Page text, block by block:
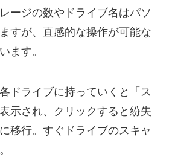
ージの数やドライブ名はパソ
すが、直感的な操作が可能な
ます。
ドライブに持っていくと「ス
示され、クリックすると紛失
移行。すぐドライブのスキャ